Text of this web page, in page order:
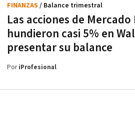
Las acciones de Mercado
hundieron casi 5% en
presentar su balance
FINANZAS / Balance trimestral
PoriProfesional